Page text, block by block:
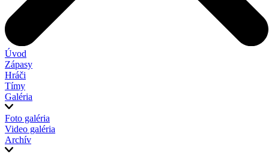
Úvod
Zápasy
Hráči
Tímy
Galéria
Foto galéria
Video galéria
Archív